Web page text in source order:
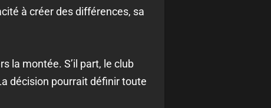
à créer des différences, sa
la montée. S’il part, le club
décision pourrait définir toute